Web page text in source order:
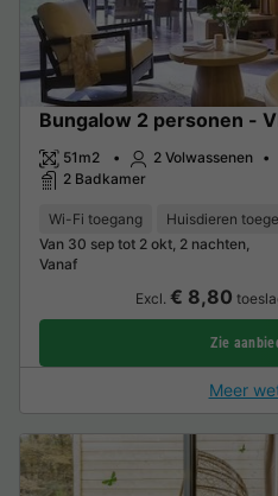
Bungalow 2 personen -
51m2 2 Volwassenen
2 Badkamer
Wi-Fi toegang Huisdieren
Van 30 sep tot 2 okt, 2 nachten,
Vanaf
Excl. € 8,80
Zie
Meer